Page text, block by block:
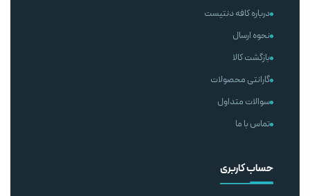
درباره کافه دنتیست
نحوه ارسال
بازگشت کالا
گارانتی محصولات
سوالات متداول
تماس با ما
حساب کاربری